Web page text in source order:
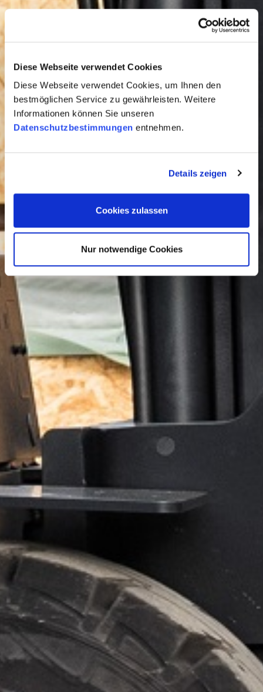
Diese Webseite verwendet Cookies
Diese Webseite verwendet Cookies, um Ihnen den
bestmöglichen Service zu gewährleisten. Weitere
Informationen können Sie unseren
Datenschutzbestimmungen entnehmen.
Details zeigen
Cookies zulassen
Nur notwendige Cookies